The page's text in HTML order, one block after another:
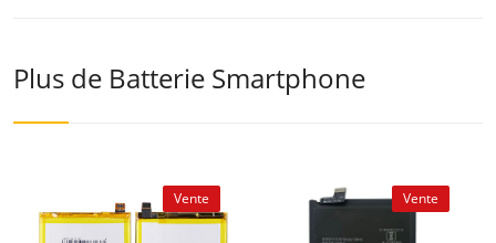
Plus de Batterie Smartphone
Vente Vente